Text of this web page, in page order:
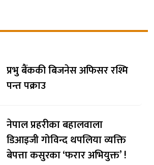
प्रभु बैंककी बिजनेस अफिसर रश्मि
पन्त पक्राउ
नेपाल प्रहरीका बहालवाला
डिआइजी गोविन्द थपलिया व्यक्ति
बेपत्ता कसुरका ‘फरार अभियुक्त’ !